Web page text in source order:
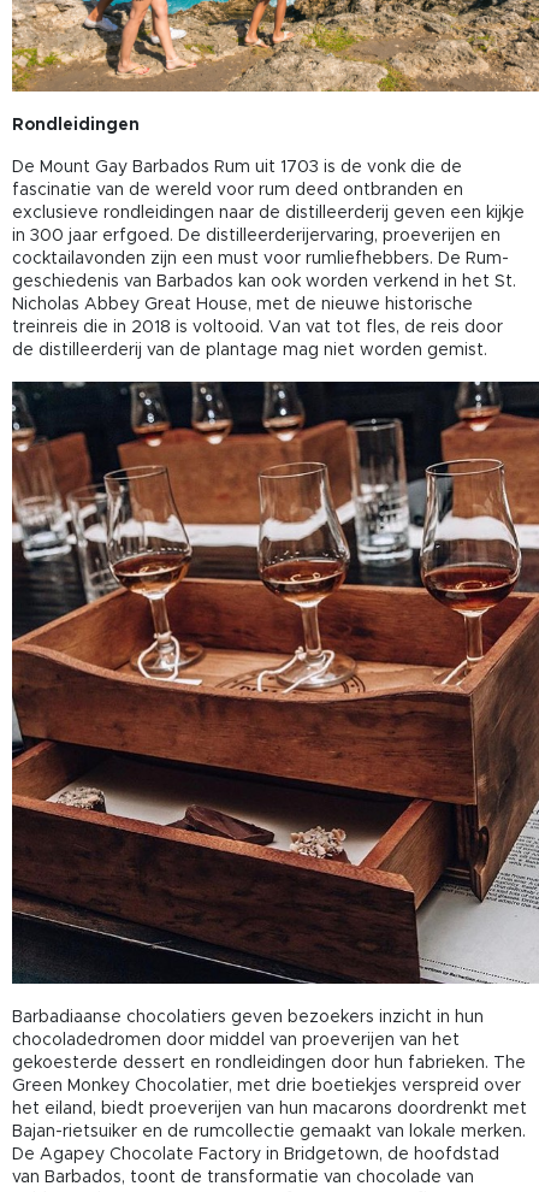
Rondleidingen
De Mount Gay Barbados Rum uit 1703 is de vonk die de
fascinatie van de wereld voor rum deed ontbranden en
exclusieve rondleidingen naar de distilleerderij geven een kijkje
in 300 jaar erfgoed. De distilleerderijervaring, proeverijen en
cocktailavonden zijn een must voor rumliefhebbers. De Rum-
geschiedenis van Barbados kan ook worden verkend in het St.
Nicholas Abbey Great House, met de nieuwe historische
treinreis die in 2018 is voltooid. Van vat tot fles, de reis door
de distilleerderij van de plantage mag niet worden gemist.
Barbadiaanse chocolatiers geven bezoekers inzicht in hun
chocoladedromen door middel van proeverijen van het
gekoesterde dessert en rondleidingen door hun fabrieken. The
Green Monkey Chocolatier, met drie boetiekjes verspreid over
het eiland, biedt proeverijen van hun macarons doordrenkt met
Bajan-rietsuiker en de rumcollectie gemaakt van lokale merken.
De Agapey Chocolate Factory in Bridgetown, de hoofdstad
van Barbados, toont de transformatie van chocolade van